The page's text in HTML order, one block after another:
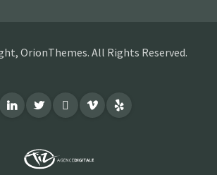
OrionThemes. All Rights Reserved.